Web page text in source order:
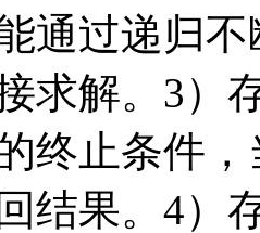
通过递归
求解。3）
终止条件
结果。 4）